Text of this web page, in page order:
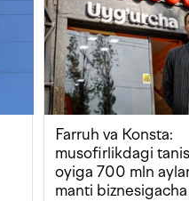
Farruh va Konsta:
musofirlikdagi
oyiga 700 mln
manti biznesigacha